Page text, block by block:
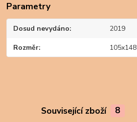
Parametry
Dosud nevydáno 2019
Rozměr 105x148
Související zboží 8